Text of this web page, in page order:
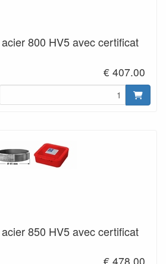
800 HV5 avec certificat
€ 407.00
850 HV5 avec certificat
€ 478.00